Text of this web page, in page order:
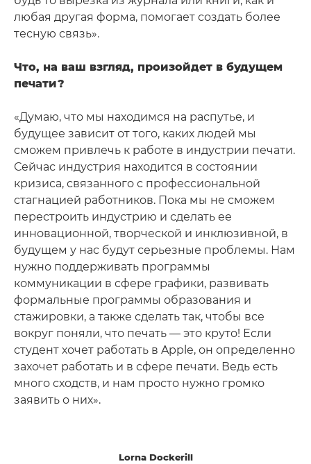
любая другая форма, помогает создать более
тесную связь».
Что, на ваш взгляд, произойдет в будущем
печати?
«Думаю, что мы находимся на распутье, и
будущее зависит от того, каких людей мы
сможем привлечь к работе в индустрии печати.
Сейчас индустрия находится в состоянии
кризиса, связанного с профессиональной
стагнацией работников. Пока мы не сможем
перестроить индустрию и сделать ее
инновационной, творческой и инклюзивной, в
будущем у нас будут серьезные проблемы. Нам
нужно поддерживать программы
коммуникации в сфере графики, развивать
формальные программы образования и
стажировки, а также сделать так, чтобы все
вокруг поняли, что печать — это круто! Если
студент хочет работать в Apple, он определенно
захочет работать и в сфере печати. Ведь есть
много сходств, и нам просто нужно громко
заявить о них».
Lorna Dockerill